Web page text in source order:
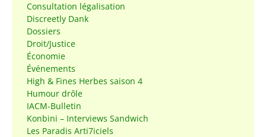
Consultation légalisation
Discreetly Dank
Dossiers
Droit/Justice
Économie
Événements
High & Fines Herbes saison 4
Humour drôle
IACM-Bulletin
Konbini – Interviews Sandwich
Les Paradis Arti7iciels